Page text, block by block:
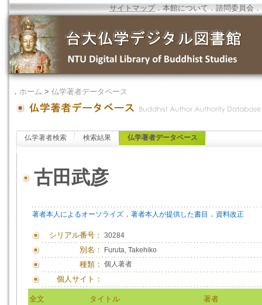
サイトマップ．本館について ．諮問委員会 ．
． ホーム > 仏学著者データベース
仏学著者検索 検索結果 仏学著者データベース
古田武彦
著者本人によるオーソライズ ． 著者本人が提供した書目 ． 資料改正
シリアル番号： 30284
別名： Furuta, Takehiko
種類： 個人著者
個人サイト：
全文 タイトル 著者